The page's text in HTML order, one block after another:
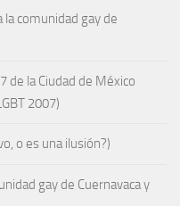
la comunidad gay de
de la Ciudad de México
2007)
o es una ilusión?)
gay de Cuernavaca y